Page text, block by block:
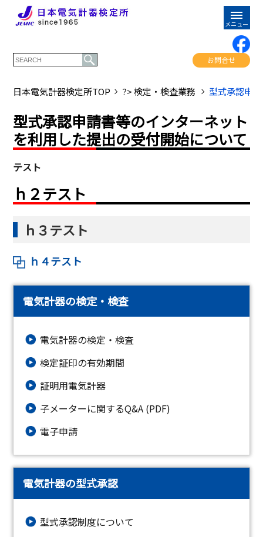
お問合せ
日本電気計器検定所TOP ?> 検定・検査業務 型式承認申
型式承認申請書等のインターネット
を利用した提出の受付開始について
テスト
ｈ２テスト
ｈ３テスト
ｈ４テスト
電気計器の検定・検査
電気計器の検定・検査
検定証印の有効期間
証明用電気計器
子メーターに関するQ&A (PDF)
電子申請
電気計器の型式承認
型式承認制度について